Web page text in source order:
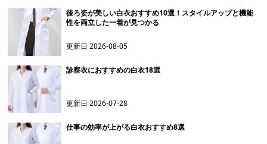
後ろ姿が美しい白衣おすすめ10選！スタイルアップと機能
性を両立した一着が見つかる
更新日2026-08-05
診察衣におすすめの白衣18選
更新日2026-07-28
仕事の効率が上がる白衣おすすめ8選